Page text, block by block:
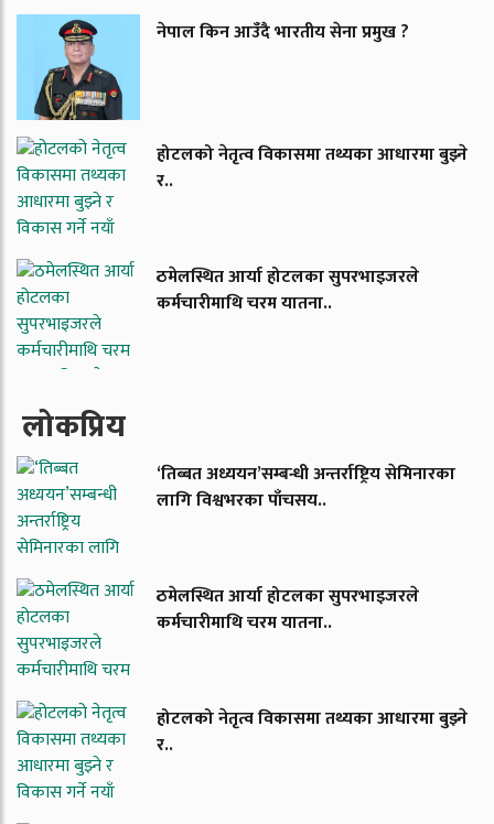
नेपाल किन आउँदै भारतीय सेना प्रमुख ?
होटलको नेतृत्व विकासमा तथ्यका आधारमा बुझ्ने
र..
ठमेलस्थित आर्या होटलका सुपरभाइजरले
कर्मचारीमाथि चरम यातना..
लाेकप्रिय
‘तिब्बत अध्ययन’सम्बन्धी अन्तर्राष्ट्रिय सेमिनारका
लागि विश्वभरका पाँचसय..
ठमेलस्थित आर्या होटलका सुपरभाइजरले
कर्मचारीमाथि चरम यातना..
होटलको नेतृत्व विकासमा तथ्यका आधारमा बुझ्ने
र..